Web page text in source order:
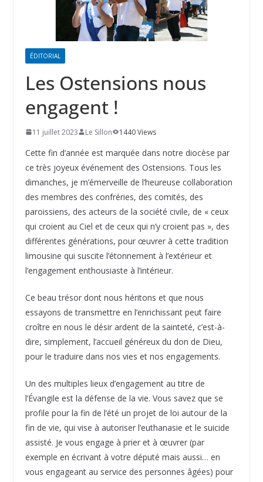
ÉDITORIAL
Les Ostensions nous
engagent !
11 juillet 2023 Le Sillon 1440 Views
Cette fin d’année est marquée dans notre diocèse par
ce très joyeux événement des Ostensions. Tous les
dimanches, je m’émerveille de l’heureuse collaboration
des membres des confréries, des comités, des
paroissiens, des acteurs de la société civile, de « ceux
qui croient au Ciel et de ceux qui n’y croient pas », des
différentes générations, pour œuvrer à cette tradition
limousine qui suscite l’étonnement à l’extérieur et
l’engagement enthousiaste à l’intérieur.
Ce beau trésor dont nous héritons et que nous
essayons de transmettre en l’enrichissant peut faire
croître en nous le désir ardent de la sainteté, c’est-à-
dire, simplement, l’accueil généreux du don de Dieu,
pour le traduire dans nos vies et nos engagements.
Un des multiples lieux d’engagement au titre de
l’Évangile est la défense de la vie. Vous savez que se
profile pour la fin de l’été un projet de loi autour de la
fin de vie, qui vise à autoriser l’euthanasie et le suicide
assisté. Je vous engage à prier et à œuvrer (par
exemple en écrivant à votre député mais aussi… en
vous engageant au service des personnes âgées) pour